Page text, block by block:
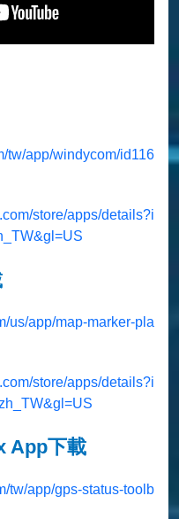
tw/app/windycom/id116
store/apps/details?i
us/app/map-marker-pla
store/apps/details?i
App下載
tw/app/gps-status-toolb